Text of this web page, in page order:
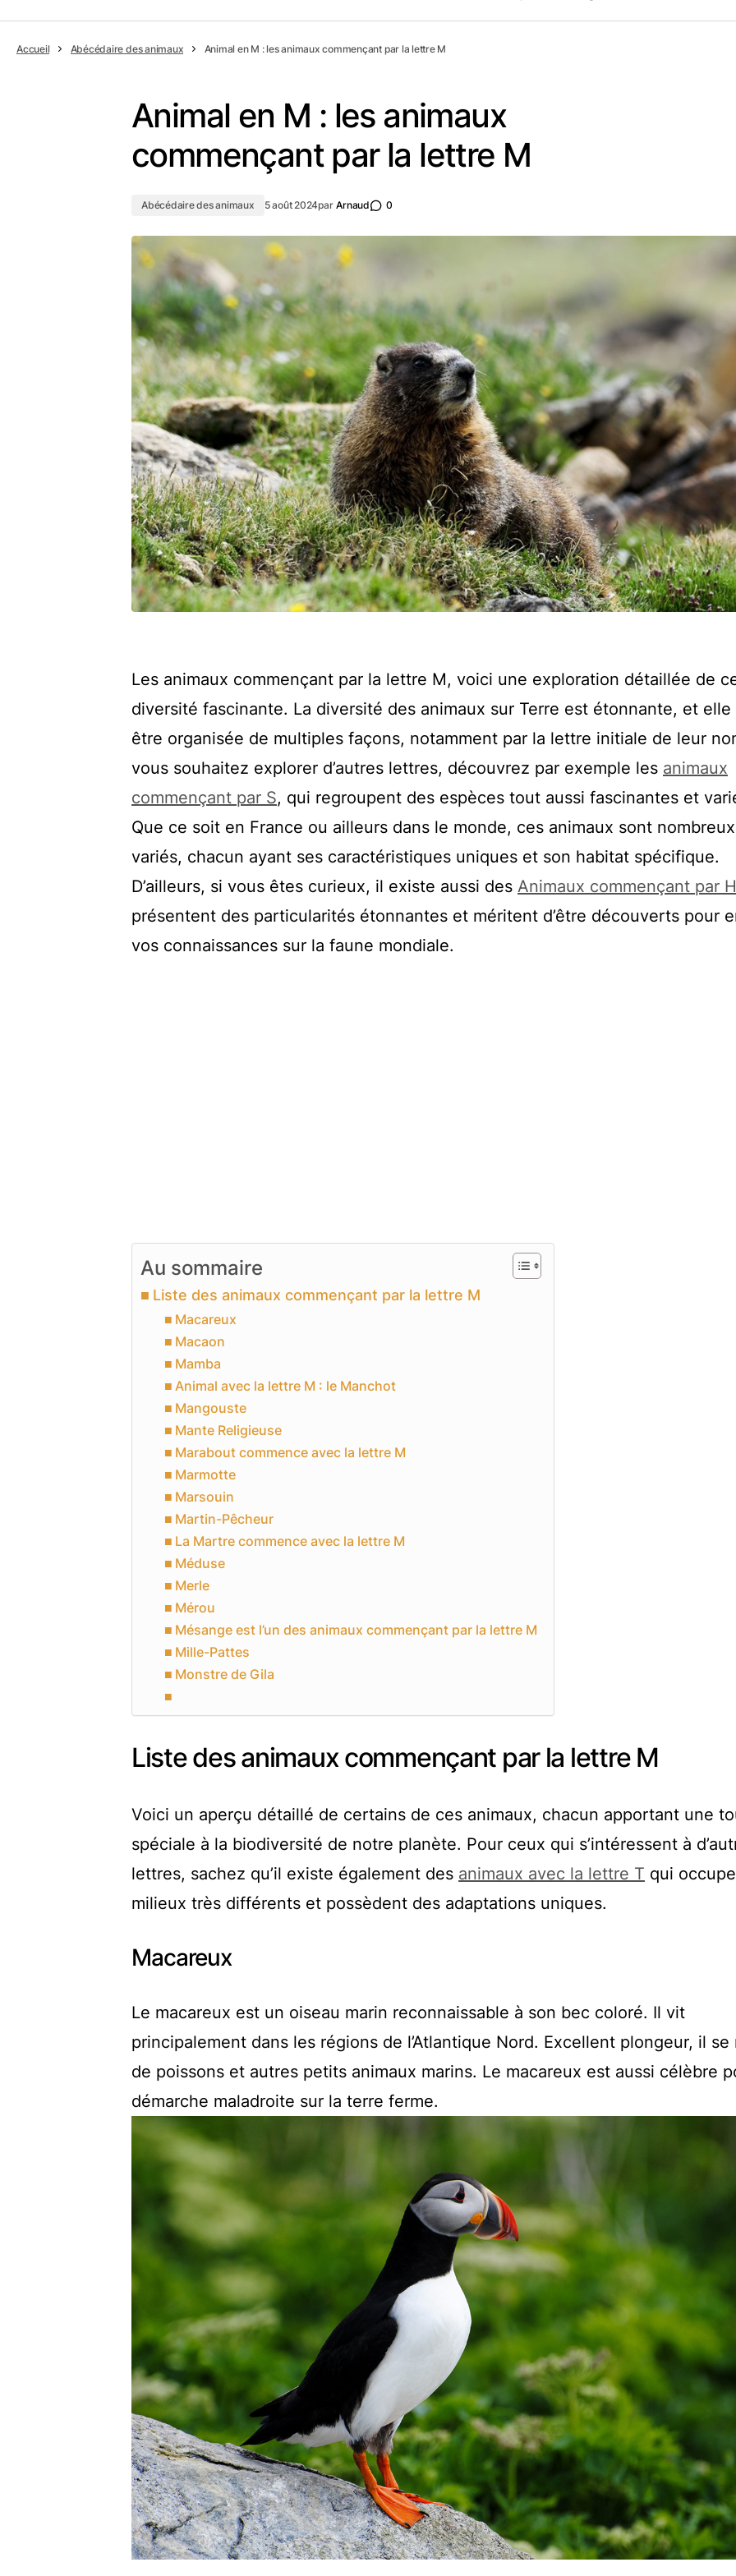
Accueil Abécédaire des animaux Animal en M : les animaux commençant par la lettre M
Animal en M : les animaux
commençant par la lettre M
Abécédaire des animaux 5 août 2024par Arnaud 0
Les animaux commençant par la lettre M, voici une exploration détaillée de
diversité fascinante. La diversité des animaux sur Terre est étonnante, et
être organisée de multiples façons, notamment par la lettre initiale de leur
vous souhaitez explorer d’autres lettres, découvrez par exemple les animaux
commençant par S, qui regroupent des espèces tout aussi fascinantes et
Que ce soit en France ou ailleurs dans le monde, ces animaux sont
variés, chacun ayant ses caractéristiques uniques et son habitat spécifique.
D’ailleurs, si vous êtes curieux, il existe aussi des Animaux commençant par H
présentent des particularités étonnantes et méritent d’être découverts pour
vos connaissances sur la faune mondiale.
Au sommaire
Liste des animaux commençant par la lettre M
Macareux
Macaon
Mamba
Animal avec la lettre M : le Manchot
Mangouste
Mante Religieuse
Marabout commence avec la lettre M
Marmotte
Marsouin
Martin-Pêcheur
La Martre commence avec la lettre M
Méduse
Merle
Mérou
Mésange est l’un des animaux commençant par la lettre M
Mille-Pattes
Monstre de Gila
Liste des animaux commençant par la lettre M
Voici un aperçu détaillé de certains de ces animaux, chacun apportant une
spéciale à la biodiversité de notre planète. Pour ceux qui s’intéressent à
lettres, sachez qu’il existe également des animaux avec la lettre T qui
milieux très différents et possèdent des adaptations uniques.
Macareux
Le macareux est un oiseau marin reconnaissable à son bec coloré. Il vit
principalement dans les régions de l’Atlantique Nord. Excellent plongeur, il se
de poissons et autres petits animaux marins. Le macareux est aussi célèbre
démarche maladroite sur la terre ferme.